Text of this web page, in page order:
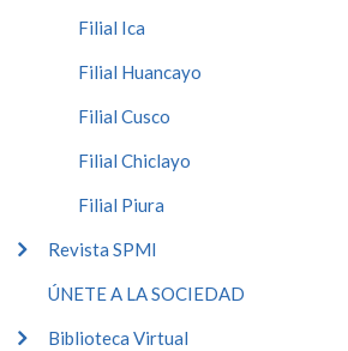
Filial Ica
Filial Huancayo
Filial Cusco
Filial Chiclayo
Filial Piura
Revista SPMI
ÚNETE A LA SOCIEDAD
Biblioteca Virtual